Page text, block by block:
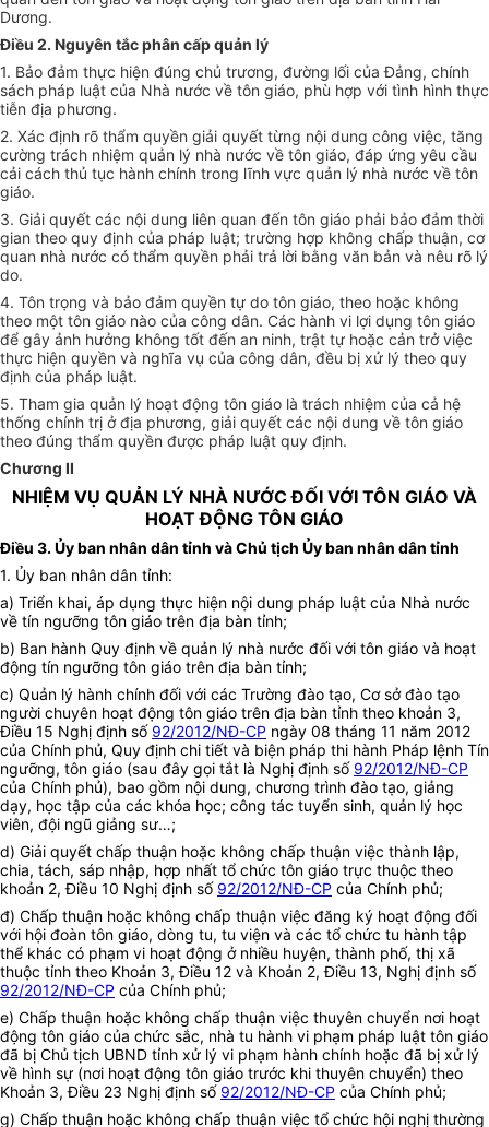
Dương.
Điều 2. Nguyên tắc phân cấp quản lý
1. Bảo đảm thực hiện đúng chủ trương, đường lối của Đảng, chính
sách pháp luật của Nhà nước về tôn giáo, phù hợp với tình hình thực
tiễn địa phương.
2. Xác định rõ thẩm quyền giải quyết từng nội dung công việc, tăng
cường trách nhiệm quản lý nhà nước về tôn giáo, đáp ứng yêu cầu
cải cách thủ tục hành chính trong lĩnh vực quản lý nhà nước về tôn
giáo.
3. Giải quyết các nội dung liên quan đến tôn giáo phải bảo đảm thời
gian theo quy định của pháp luật; trường hợp không chấp thuận, cơ
quan nhà nước có thẩm quyền phải trả lời bằng văn bản và nêu rõ lý
do.
4. Tôn trọng và bảo đảm quyền tự do tôn giáo, theo hoặc không
theo một tôn giáo nào của công dân. Các hành vi lợi dụng tôn giáo
để gây ảnh hưởng không tốt đến an ninh, trật tự hoặc cản trở việc
thực hiện quyền và nghĩa vụ của công dân, đều bị xử lý theo quy
định của pháp luật.
5. Tham gia quản lý hoạt động tôn giáo là trách nhiệm của cả hệ
thống chính trị ở địa phương, giải quyết các nội dung về tôn giáo
theo đúng thẩm quyền được pháp luật quy định.
Chương II
NHIỆM VỤ QUẢN LÝ NHÀ NƯỚC ĐỐI VỚI TÔN GIÁO VÀ
HOẠT ĐỘNG TÔN GIÁO
Điều 3.Ủy ban nhân dân tỉnh và Chủ tịch Ủy ban nhân dân tỉnh
1. Ủy ban nhân dân tỉnh:
a) Triển khai, áp dụng thực hiện nội dung pháp luật của Nhà nước
về tín ngưỡng tôn giáo trên địa bàn tỉnh;
b) Ban hành Quy định về quản lý nhà nước đối với tôn giáo và hoạt
động tín ngưỡng tôn giáo trên địa bàn tỉnh;
c) Quản lý hành chính đối với các Trường đào tạo, Cơ sở đào tạo
người chuyên hoạt động tôn giáo trên địa bàn tỉnh theo khoản 3,
Điều 15 Nghị định số 92/2012/NĐ-CP ngày 08 tháng 11 năm 2012
của Chính phủ, Quy định chi tiết và biện pháp thi hành Pháp lệnh Tín
ngưỡng, tôn giáo (sau đây gọi tắt là Nghị định số 92/2012/NĐ-CP
của Chính phủ), bao gồm nội dung, chương trình đào tạo, giảng
dạy, học tập của các khóa học; công tác tuyển sinh, quản lý học
viên, đội ngũ giảng sư…;
d) Giải quyết chấp thuận hoặc không chấp thuận việc thành lập,
chia, tách, sáp nhập, hợp nhất tổ chức tôn giáo trực thuộc theo
khoản 2, Điều 10 Nghị định số 92/2012/NĐ-CP của Chính phủ;
đ) Chấp thuận hoặc không chấp thuận việc đăng ký hoạt động đối
với hội đoàn tôn giáo, dòng tu, tu viện và các tổ chức tu hành tập
thể khác có phạm vi hoạt động ở nhiều huyện, thành phố, thị xã
thuộc tỉnh theo Khoản 3, Điều 12 và Khoản 2, Điều 13, Nghị định số
92/2012/NĐ-CP của Chính phủ;
e) Chấp thuận hoặc không chấp thuận việc thuyên chuyển nơi hoạt
động tôn giáo của chức sắc, nhà tu hành vi phạm pháp luật tôn giáo
đã bị Chủ tịch UBND tỉnh xử lý vi phạm hành chính hoặc đã bị xử lý
về hình sự (nơi hoạt động tôn giáo trước khi thuyên chuyển) theo
Khoản 3, Điều 23 Nghị định số 92/2012/NĐ-CP của Chính phủ;
g) Chấp thuận hoặc không chấp thuận việc tổ chức hội nghị thường